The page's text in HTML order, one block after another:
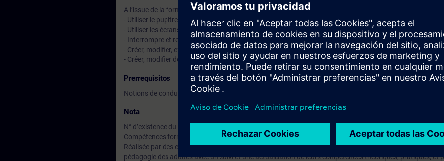
A l’issue de la formation, le stagiaire sera capable de :
- Utiliser le pupitre opérateur et le Tableau de Commande Machine
- Utiliser les écrans standards de conduite machine
- Interrompre et reprendre un cycle d'usinage.
- Créer, modifier, exécuter et sauvegarder un programme.
- Créer, modifier des outils et des décalages d'origines.
Prerrequisitos
Notions de conduite de machines à commande numérique.
Nota
N° d’existence du centre de formation SITRAIN : 11 93 00 205 93
Compétences formateur :
Réalisée par des experts assurant au quotidien des missions techniques auprès des entreprises, formés
pédagogie des adultes avec un suivi et une actualisation de leurs compétences théoriques, pratiques, et